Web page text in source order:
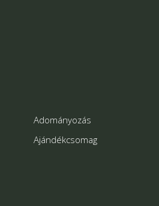
Adományozás
Ajándékcsomag